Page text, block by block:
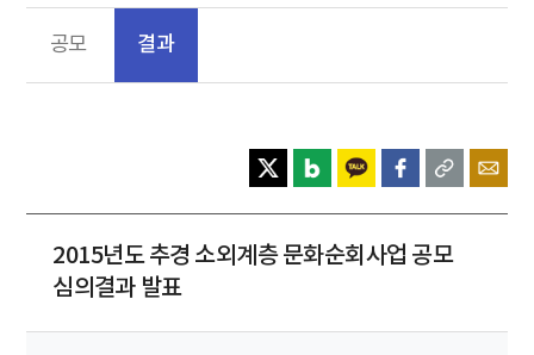
공모 결과
2015년도 추경 소외계층 문화순회사업 공모
심의결과 발표